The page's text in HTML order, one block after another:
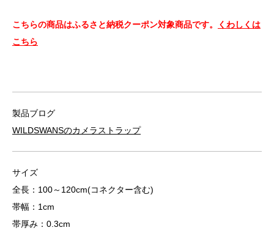
こちらの商品はふるさと納税クーポン対象商品です。
くわしくは
こちら
製品ブログ
WILDSWANSのカメラストラップ
サイズ
全長：100～120cm(コネクター含む)
帯幅：1cm
帯厚み：0.3cm